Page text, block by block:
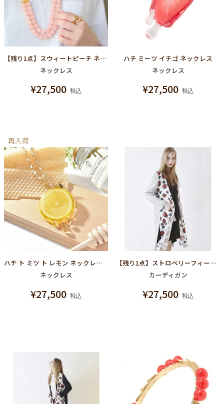
【残り1点】スウィートピーチ ネックレス
ネックレス
¥27,500 税込
ハチ ミーツ イチゴ ネックレス
ネックレス
¥27,500 税込
再入荷
ハチ ト ミツ ト レモン ネックレス【スペシャルボックスつき】
ネックレス
¥27,500 税込
【残り1点】ストロベリーフィールド ロングカーディガン(グレー)
カーディガン
¥27,500 税込